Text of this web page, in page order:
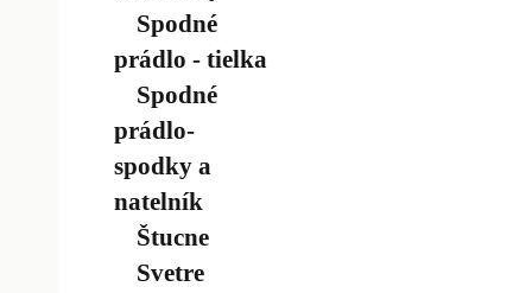
Spodné
prádlo - tielka
Spodné
prádlo-
spodky a
natelník
Štucne
Svetre